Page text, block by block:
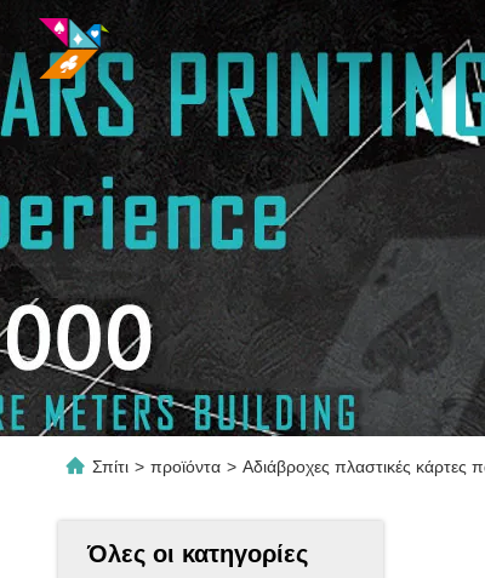
Σπίτι > προϊόντα > Αδιάβροχες πλαστικές κάρτες
Όλες οι κατηγορίες